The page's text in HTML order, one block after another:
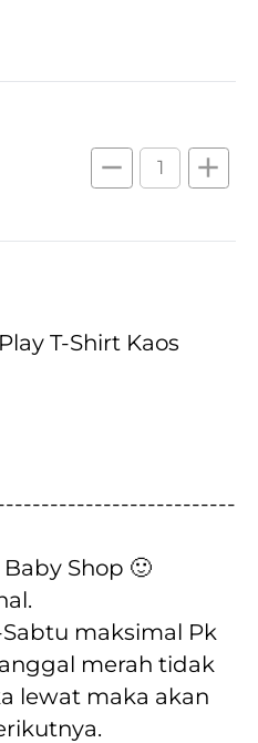
remove add
T-Shirt Kaos
Shop 🙂
maksimal Pk
merah tidak
lewat maka akan